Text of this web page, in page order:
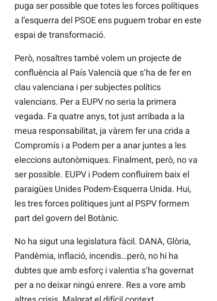
puga ser possible que totes les forces polítiques
a l’esquerra del PSOE ens puguem trobar en este
espai de transformació.
Però, nosaltres també volem un projecte de
confluència al País Valencià que s’ha de fer en
clau valenciana i per subjectes polítics
valencians. Per a EUPV no seria la primera
vegada. Fa quatre anys, tot just arribada a la
meua responsabilitat, ja vàrem fer una crida a
Compromís i a Podem per a anar juntes a les
eleccions autonòmiques. Finalment, però, no va
ser possible. EUPV i Podem confluírem baix el
paraigües Unides Podem-Esquerra Unida. Hui,
les tres forces polítiques junt al PSPV formem
part del govern del Botànic.
No ha sigut una legislatura fàcil. DANA, Glòria,
Pandèmia, inflació, incendis…però, no hi ha
dubtes que amb esforç i valentia s’ha governat
per a no deixar ningú enrere. Res a vore amb